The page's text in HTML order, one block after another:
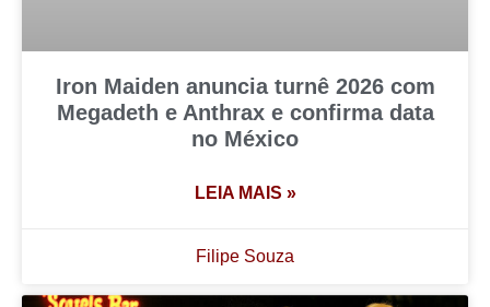
Iron Maiden anuncia turnê 2026 com
Megadeth e Anthrax e confirma data
no México
LEIA MAIS »
Filipe Souza